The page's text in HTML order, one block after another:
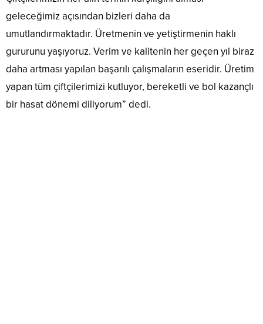
geleceğimiz açısından bizleri daha da
umutlandırmaktadır. Üretmenin ve yetiştirmenin haklı
gururunu yaşıyoruz. Verim ve kalitenin her geçen yıl biraz
daha artması yapılan başarılı çalışmaların eseridir. Üretim
yapan tüm çiftçilerimizi kutluyor, bereketli ve bol kazançlı
bir hasat dönemi diliyorum” dedi.